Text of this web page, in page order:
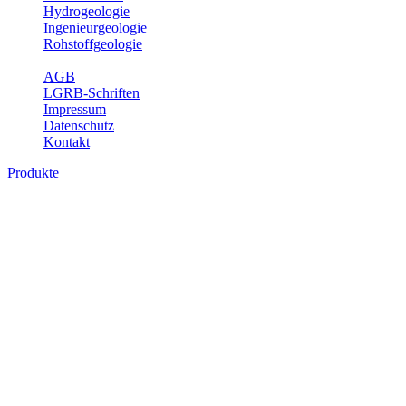
Hydrogeologie
Ingenieurgeologie
Rohstoffgeologie
AGB
LGRB-Schriften
Impressum
Datenschutz
Kontakt
Produkte